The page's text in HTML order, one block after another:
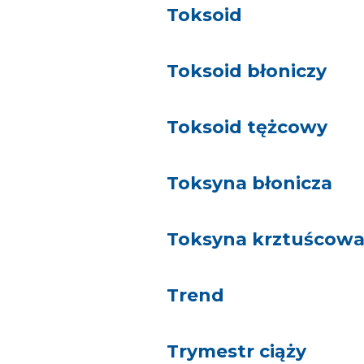
Toksoid
Toksoid błoniczy
Toksoid tężcowy
Toksyna błonicza
Toksyna krztuścowa
Trend
Trymestr ciąży